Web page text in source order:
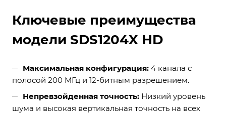
Ключевые преимущества
модели SDS1204X HD
Максимальная конфигурация: 4 канала с
полосой 200 МГц и 12-битным разрешением.
Непревзойденная точность: Низкий уровень
шума и высокая вертикальная точность на всех